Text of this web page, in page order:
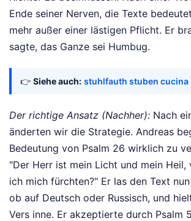
Ende seiner Nerven, die Texte
mehr außer einer lästigen Pflicht. Er
sagte, das Ganze sei Humbug.
👉 Siehe auch: stuhlfauth stuben cucina
Der richtige Ansatz (Nachher): Nach
änderten wir die Strategie. Andreas
Bedeutung von Psalm 26 wirklich zu
"Der Herr ist mein Licht und mein
ich mich fürchten?" Er las den Text
ob auf Deutsch oder Russisch, und
Vers inne. Er akzeptierte durch Psalm